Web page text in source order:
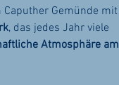
Caputher Gemünde mit
, das jedes Jahr viele
Atmosphäre am